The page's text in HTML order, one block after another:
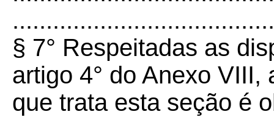
§ 7° Respeitadas as
artigo 4° do Anexo
que trata esta seção é